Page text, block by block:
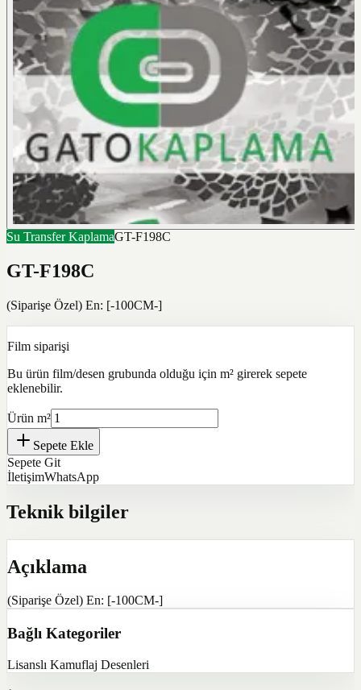
Su Transfer KaplamaGT-F198C
GT-F198C
(Siparişe Özel) En: [-100CM-]
Film siparişi
Bu ürün film/desen grubunda olduğu için m² girerek sepete
eklenebilir.
Ürün m²
Sepete Ekle
Sepete Git
İletişimWhatsApp
Teknik bilgiler
Açıklama
(Siparişe Özel) En: [-100CM-]
Bağlı Kategoriler
Lisanslı Kamuflaj Desenleri